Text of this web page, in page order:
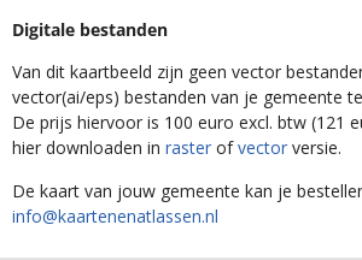
Digitale bestanden
Van dit kaartbeeld zijn geen vector
vector(ai/eps) bestanden van je gemeente
De prijs hiervoor is 100 euro excl. btw (121
hier downloaden in raster ofvector versie.
De kaart van jouw gemeente kan je
info@kaartenenatlassen.nl